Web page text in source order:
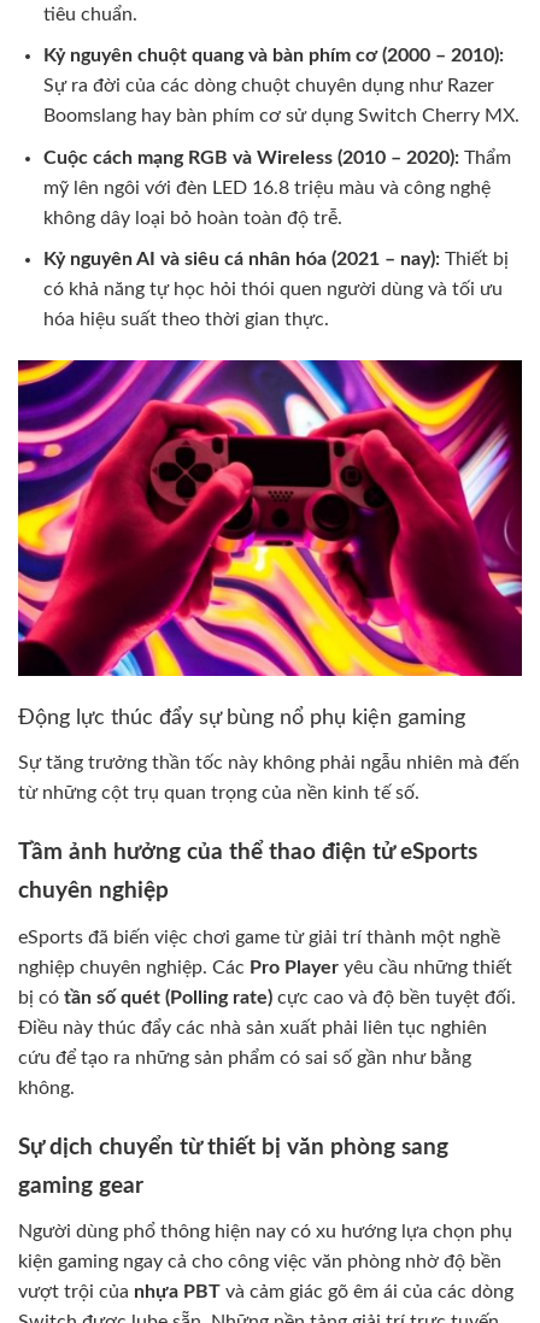
tiêu chuẩn.
Kỷ nguyên chuột quang và bàn phím cơ (2000 – 2010):
Sự ra đời của các dòng chuột chuyên dụng như Razer
Boomslang hay bàn phím cơ sử dụng Switch Cherry MX.
Cuộc cách mạng RGB và Wireless (2010 – 2020):Thẩm
mỹ lên ngôi với đèn LED 16.8 triệu màu và công nghệ
không dây loại bỏ hoàn toàn độ trễ.
Kỷ nguyên AI và siêu cá nhân hóa (2021 – nay):Thiết bị
có khả năng tự học hỏi thói quen người dùng và tối ưu
hóa hiệu suất theo thời gian thực.
Động lực thúc đẩy sự bùng nổ phụ kiện gaming
Sự tăng trưởng thần tốc này không phải ngẫu nhiên mà đến
từ những cột trụ quan trọng của nền kinh tế số.
Tầm ảnh hưởng của thể thao điện tử eSports
chuyên nghiệp
eSports đã biến việc chơi game từ giải trí thành một nghề
nghiệp chuyên nghiệp. Các Pro Player yêu cầu những thiết
bị có tần số quét (Polling rate) cực cao và độ bền tuyệt đối.
Điều này thúc đẩy các nhà sản xuất phải liên tục nghiên
cứu để tạo ra những sản phẩm có sai số gần như bằng
không.
Sự dịch chuyển từ thiết bị văn phòng sang
gaming gear
Người dùng phổ thông hiện nay có xu hướng lựa chọn phụ
kiện gaming ngay cả cho công việc văn phòng nhờ độ bền
vượt trội của nhựa PBT và cảm giác gõ êm ái của các dòng